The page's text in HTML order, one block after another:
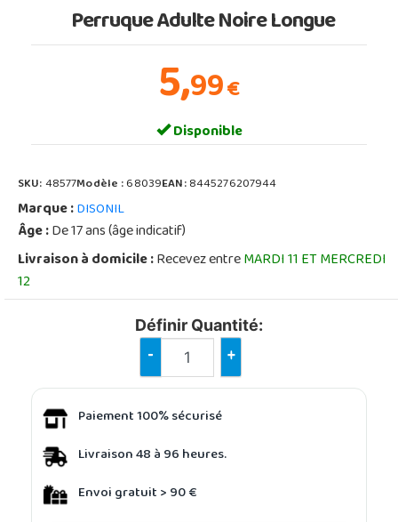
Perruque Adulte Noire Longue
5,99€
Disponible
SKU:48577Modèle :68039EAN:8445276207944
Marque :DISONIL
Âge :De 17 ans (âge indicatif)
Livraison à domicile :Recevez entreMARDI 11 ET MERCREDI
12
Définir Quantité:
- +
Paiement 100% sécurisé
Livraison 48 à 96 heures.
Envoi gratuit > 90 €